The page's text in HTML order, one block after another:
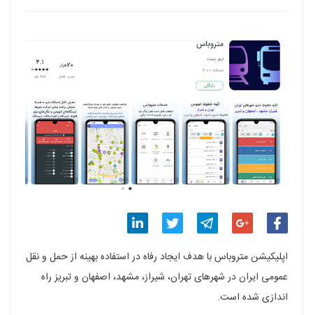
گذاری
در
گذاری
در
گذاری
گذاری گذاری
اپلیکیشن متروباس با هدف ایجاد رفاه در استفاده بهینه از حمل و نقل
عمومی ایران در شهرهای تهران، شیراز، مشهد، اصفهان و تبریز راه
اندازی شده است.